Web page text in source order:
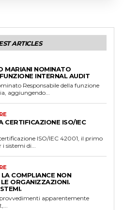
ARTICLES
MARIANI NOMINATO
INTERNAL AUDIT
Responsabile della funzione
aggiungendo...
CERTIFICAZIONE ISO/IEC
ISO/IEC 42001, il primo
sistemi di...
COMPLIANCE NON
ORGANIZZAZIONI.
provvedimenti apparentemente